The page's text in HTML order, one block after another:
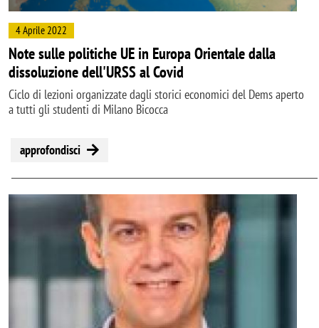
4 Aprile 2022
Note sulle politiche UE in Europa Orientale dalla
dissoluzione dell'URSS al Covid
Ciclo di lezioni organizzate dagli storici economici del Dems aperto
a tutti gli studenti di Milano Bicocca
approfondisci
Image